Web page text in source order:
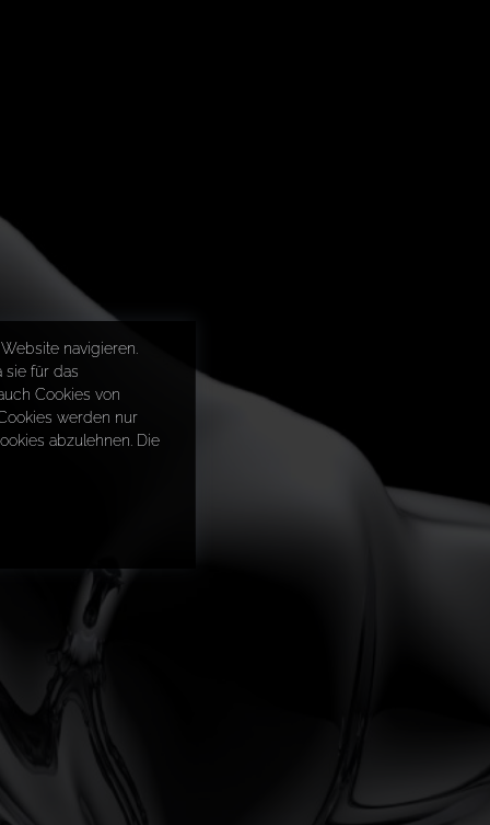
navigieren.
sie für das
Cookies von
werden nur
abzulehnen. Die